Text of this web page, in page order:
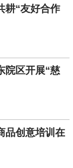
耕“友好合作
院区开展“慈
品创意培训在